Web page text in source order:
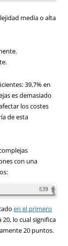
mediao alta
.
.
:39,7% en
es demasiado
loscostes
de esta
con una
:
en el primero
20, lo cualsignifica
20 puntos.